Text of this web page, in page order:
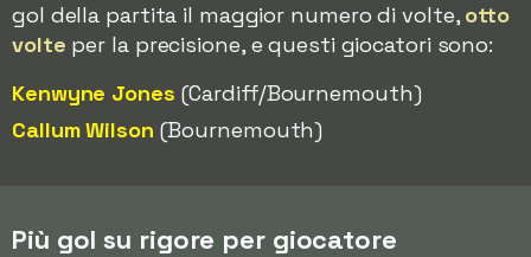
gol della partita il maggior numero di volte, otto
volte per la precisione, e questi giocatori sono:
Kenwyne Jones (Cardiff/Bournemouth)
Callum Wilson (Bournemouth)
Più gol su rigore per giocatore